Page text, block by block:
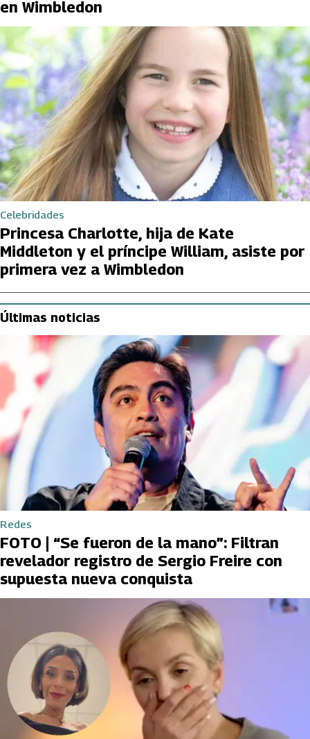
en Wimbledon
Celebridades
Princesa Charlotte, hija de Kate
Middleton y el príncipe William, asiste por
primera vez a Wimbledon
Últimas noticias
Redes
FOTO | “Se fueron de la mano”: Filtran
revelador registro de Sergio Freire con
supuesta nueva conquista